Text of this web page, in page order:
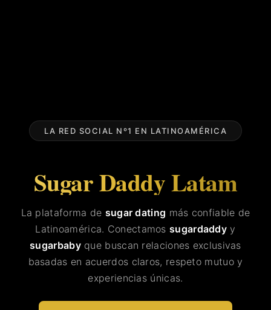
LA RED SOCIAL Nº1 EN LATINOAMÉRICA
Sugar Daddy Latam
La plataforma de sugar dating más confiable de
Latinoamérica. Conectamossugardaddy y
sugarbabyque buscan relaciones exclusivas
basadas en acuerdos claros, respeto mutuo y
experiencias únicas.